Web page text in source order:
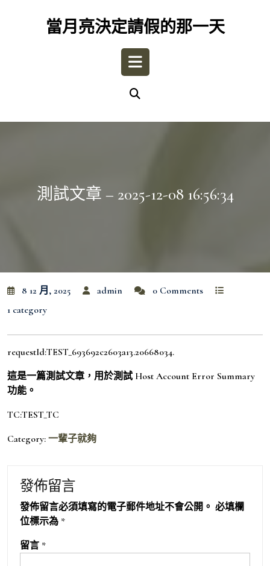
當月亮決定請假的那一天
Open
測試文章 – 2025-12-08 16:56:34
8 12 月, 2025 admin
0 Comments
1 category
requestId:TEST_693692c2603a13.20668034.
這是一篇測試文章，用於測試 Host Account Error Summary
功能。
TC:TEST_TC
Category: 一輩子就夠
發佈留言
發佈留言必須填寫的電子郵件地址不會公開。 必填欄
位標示為 *
留言 *